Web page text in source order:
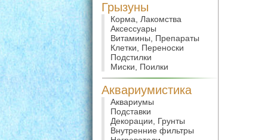
Грызуны
Корма, Лакомства
Аксессуары
Витамины, Препараты
Клетки, Переноски
Подстилки
Миски, Поилки
Аквариумистика
Аквариумы
Подставки
Декорации, Грунты
Внутренние фильтры